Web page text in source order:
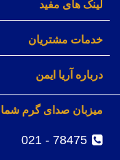
لینک های مفید
خدمات مشتریان
درباره آریا ایمن
میزبان صدای گرم
78475 - 021